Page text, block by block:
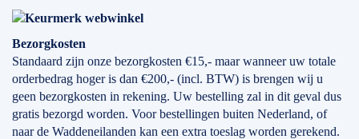
Bezorgkosten
Standaard zijn onze bezorgkosten €15,- maar wanneer uw totale
orderbedrag hoger is dan €200,- (incl. BTW) is brengen wij u
geen bezorgkosten in rekening. Uw bestelling zal in dit geval dus
gratis bezorgd worden. Voor bestellingen buiten Nederland, of
naar de Waddeneilanden kan een extra toeslag worden gerekend.